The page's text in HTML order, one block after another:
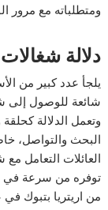
ومتطلباته مع مرور
دلالة
يلجأ عدد كبير من
شائعة للوصول إلى
وتعمل الدلالة
البحث والتواصل،
العائلات التعامل
توفره من سرعة في
من اريتريا بتبوك